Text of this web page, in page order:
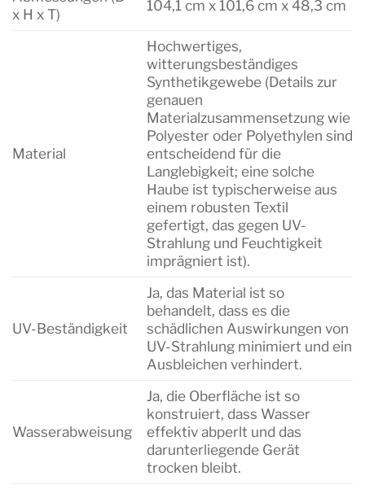
x H x T)
104,1 cm x 101,6 cm x 48,3 cm
Material
Hochwertiges,
witterungsbeständiges
Synthetikgewebe (Details zur
genauen
Materialzusammensetzung wie
Polyester oder Polyethylen sind
entscheidend für die
Langlebigkeit; eine solche
Haube ist typischerweise aus
einem robusten Textil
gefertigt, das gegen UV-
Strahlung und Feuchtigkeit
imprägniert ist).
UV-Beständigkeit
Ja, das Material ist so
behandelt, dass es die
schädlichen Auswirkungen von
UV-Strahlung minimiert und ein
Ausbleichen verhindert.
Wasserabweisung
Ja, die Oberfläche ist so
konstruiert, dass Wasser
effektiv abperlt und das
darunterliegende Gerät
trocken bleibt.